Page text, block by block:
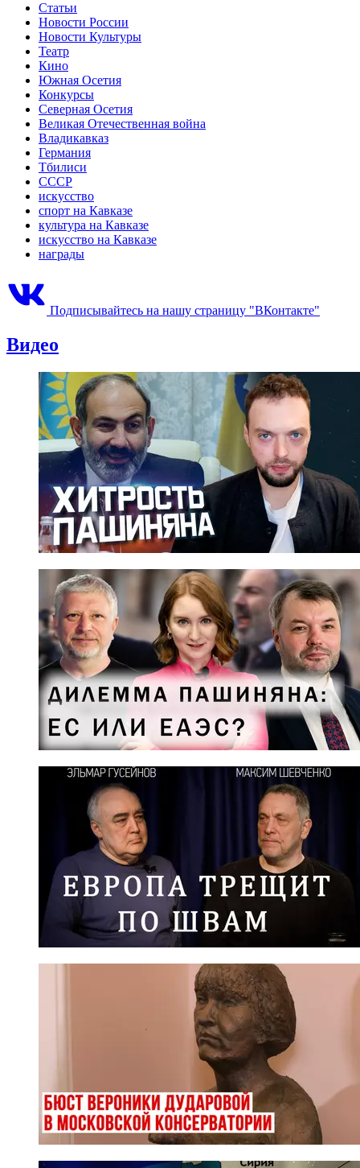
Статьи
Новости России
Новости Культуры
Театр
Кино
Южная Осетия
Конкурсы
Северная Осетия
Великая Отечественная война
Владикавказ
Германия
Тбилиси
СССР
искусство
спорт на Кавказе
культура на Кавказе
искусство на Кавказе
награды
Подписывайтесь на нашу страницу "ВКонтакте"
Видео